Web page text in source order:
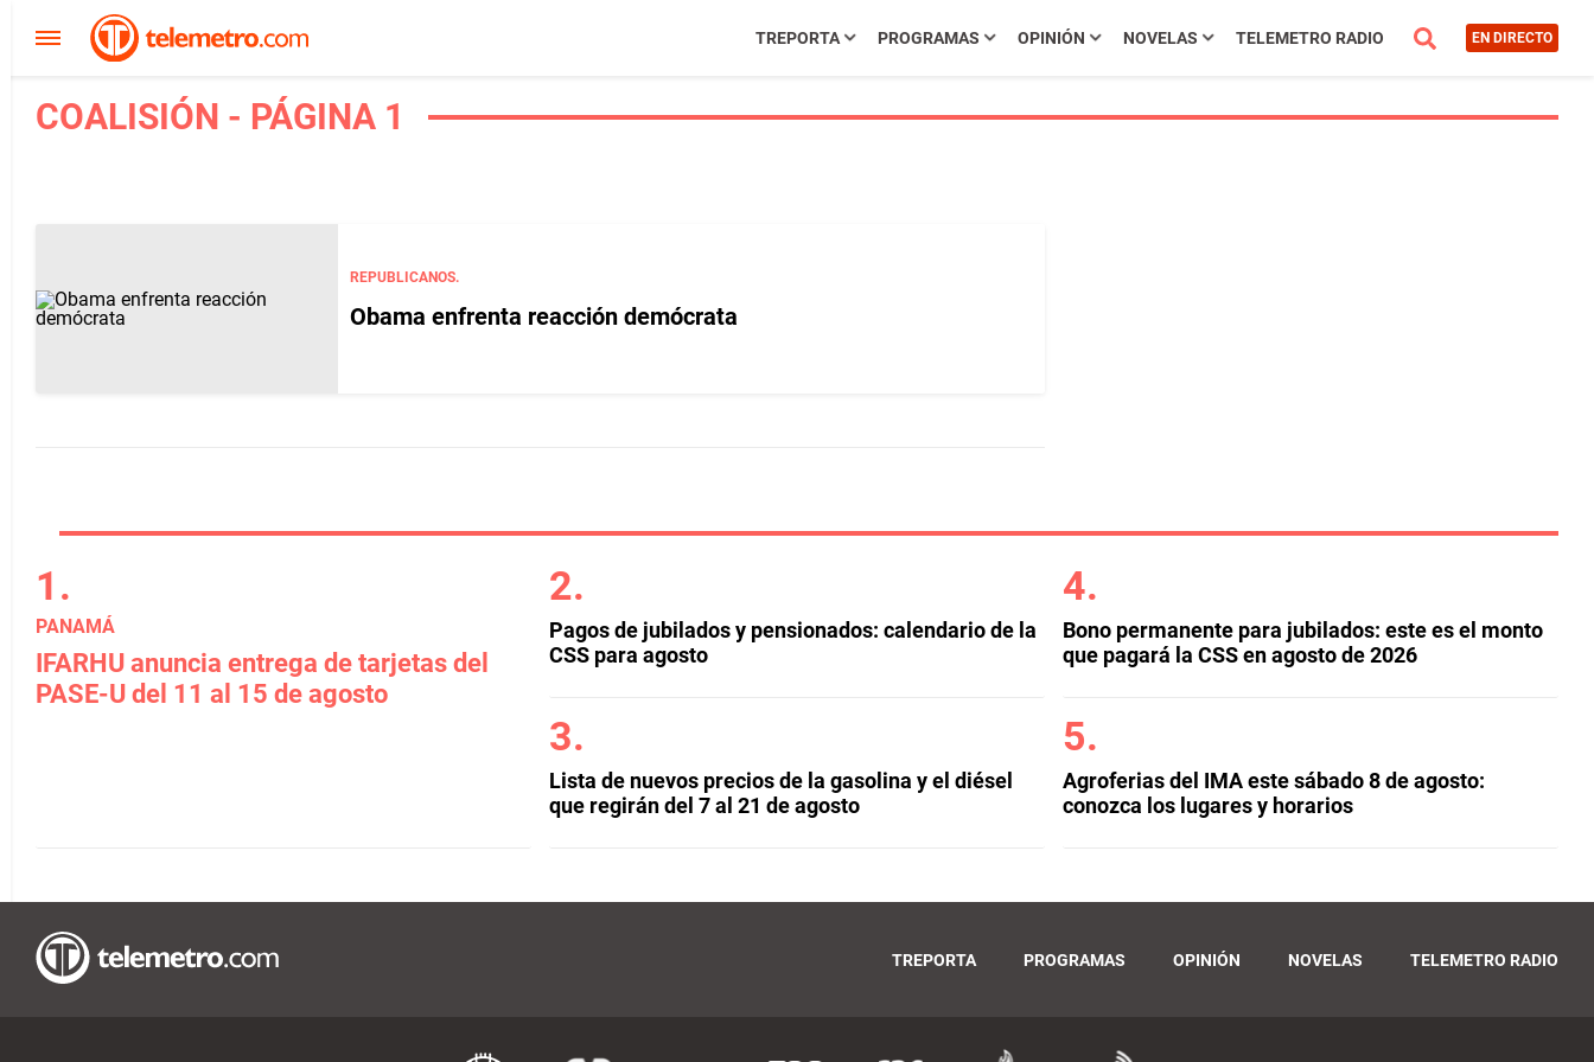
TREPORTA PROGRAMAS OPINIÓN NOVELAS TELEMETRO RADIO EN DIRECTO
COALISIÓN - PÁGINA 1
REPUBLICANOS.
Obama enfrenta reacción demócrata
PANAMÁ
IFARHU anuncia entrega de tarjetas del
PASE-U del 11 al 15 de agosto
Pagos de jubilados y pensionados: calendario de la
CSS para agosto
Lista de nuevos precios de la gasolina y el diésel
que regirán del 7 al 21 de agosto
Bono permanente para jubilados: este es el monto
que pagará la CSS en agosto de 2026
Agroferias del IMA este sábado 8 de agosto:
conozca los lugares y horarios
TREPORTA PROGRAMAS OPINIÓN NOVELAS TELEMETRO RADIO